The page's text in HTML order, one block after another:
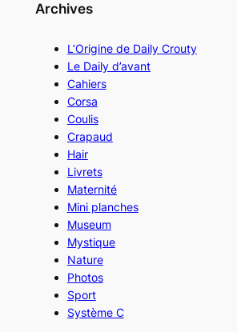
Archives
L’Origine de Daily Crouty
Le Daily d’avant
Cahiers
Corsa
Coulis
Crapaud
Hair
Livrets
Maternité
Mini planches
Museum
Mystique
Nature
Photos
Sport
Système C